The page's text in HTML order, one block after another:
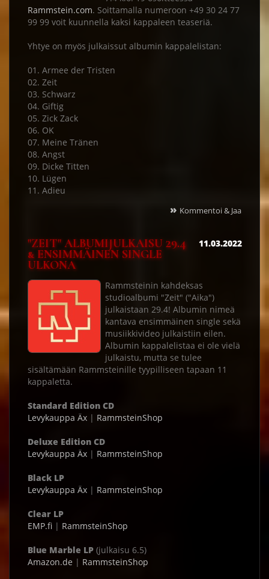
Rammstein.com. Soittamalla numeroon +49 30 24 77
99 99 voit kuunnella kaksi kappaleen teaseriä.
Yhtye on myös julkaissut albumin kappalelistan:
01. Armee der Tristen
02. Zeit
03. Schwarz
04. Giftig
05. Zick Zack
06. OK
07. Meine Tränen
08. Angst
09. Dicke Titten
10. Lügen
11. Adieu
» Kommentoi & Jaa
"ZEIT" ALBUMIJULKAISU 29.4
& ENSIMMÄINEN SINGLE
ULKONA
11.03.2022
Rammsteinin kahdeksas
studioalbumi "Zeit" ("Aika")
julkaistaan 29.4! Albumin nimeä
kantava ensimmäinen single sekä
musiikkivideo julkaistiin eilen.
Albumin kappalelistaa ei ole vielä
julkaistu, mutta se tulee
sisältämään Rammsteinille tyypilliseen tapaan 11
kappaletta.
Standard Edition CD
Levykauppa Äx | RammsteinShop
Deluxe Edition CD
Levykauppa Äx | RammsteinShop
Black LP
Levykauppa Äx | RammsteinShop
Clear LP
EMP.fi | RammsteinShop
Blue Marble LP (julkaisu 6.5)
Amazon.de | RammsteinShop